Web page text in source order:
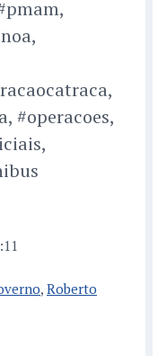
#operacoes,
, Roberto